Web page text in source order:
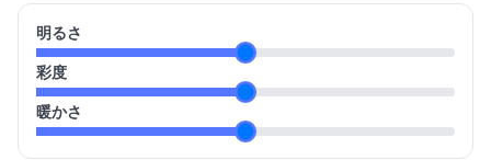
明るさ
彩度
暖かさ